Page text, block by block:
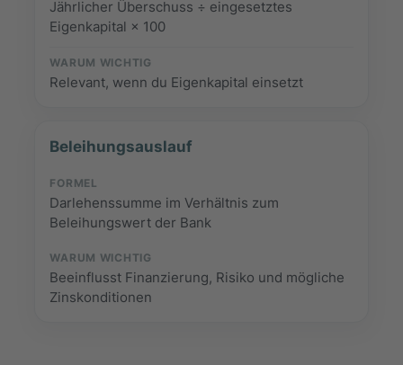
Jährlicher Überschuss ÷ eingesetztes
Eigenkapital × 100
Relevant, wenn du Eigenkapital einsetzt
Beleihungsauslauf
Darlehenssumme im Verhältnis zum
Beleihungswert der Bank
Beeinflusst Finanzierung, Risiko und mögliche
Zinskonditionen